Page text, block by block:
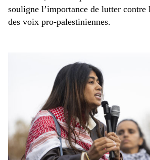
souligne l’importance de lutter
des voix pro-palestiniennes.